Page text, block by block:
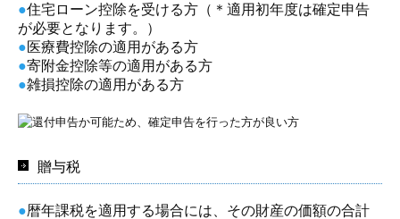
●住宅ローン控除を受ける方（＊適用初年度は確定申告
が必要となります。）
●医療費控除の適用がある方
●寄附金控除等の適用がある方
●雑損控除の適用がある方
贈与税
●暦年課税を適用する場合には、その財産の価額の合計